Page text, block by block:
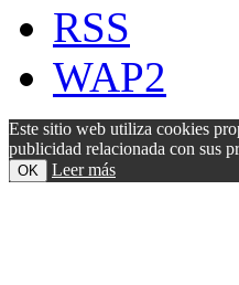
RSS
WAP2
Este sitio web utiliza cookies
publicidad relacionada con sus
OK Leer más